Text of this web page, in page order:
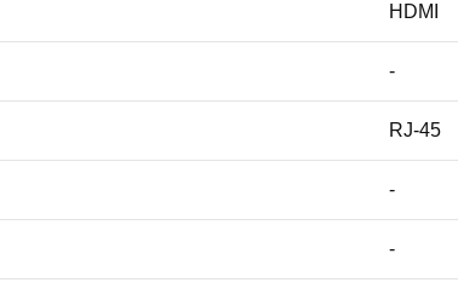
HDMI
-
RJ-45
-
-